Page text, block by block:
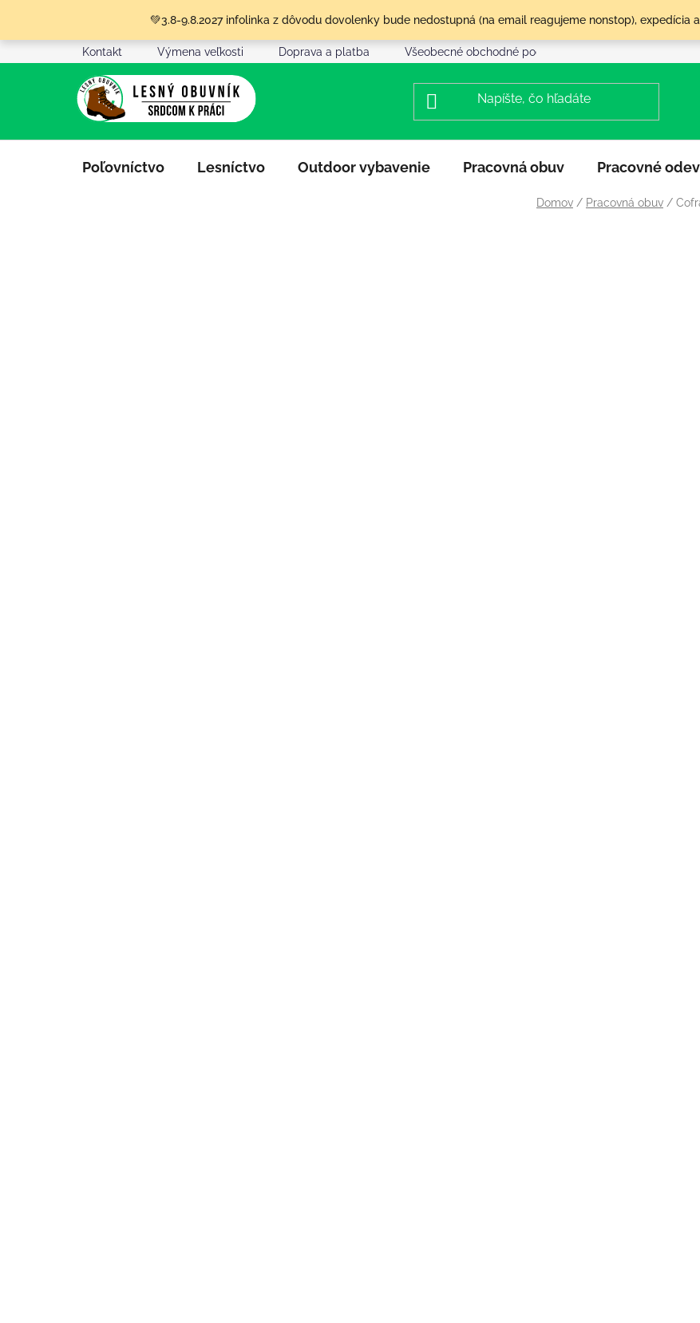
obsah
💚3.8-9.8.2027 infolinka z dôvodu dovolenky bude nedostupná (na email reagujeme nonstop), expedícia
Kontakt Výmena veľkosti Doprava a platba Všeobecné obchodné podmienky
Poľovníctvo Lesníctvo Outdoor vybavenie Pracovná obuv Pracovné
Domov / Pracovná obuv /